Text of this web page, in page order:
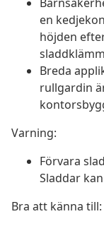
en
höjden
Breda
rullgardin
Varning:
Förvara
Sladdar
Bra att känna till: